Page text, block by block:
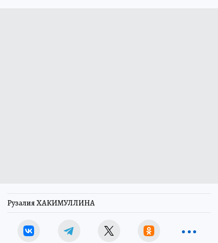
Рузалия ХАКИМУЛЛИНА